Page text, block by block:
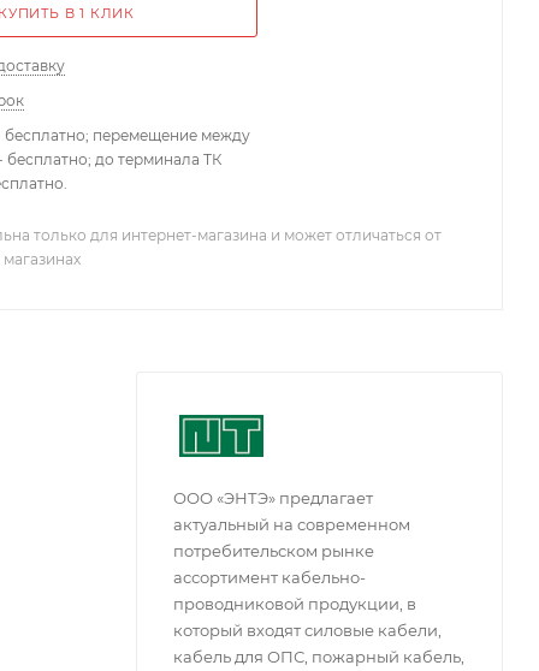
КУПИТЬ В 1 КЛИК
бесплатно; перемещение между
до терминала ТК
только для интернет-магазина и может отличаться от
ООО «ЭНТЭ» предлагает
актуальный на современном
потребительском рынке
ассортимент кабельно-
проводниковой продукции, в
который входят силовые кабели,
кабель для ОПС, пожарный кабель,